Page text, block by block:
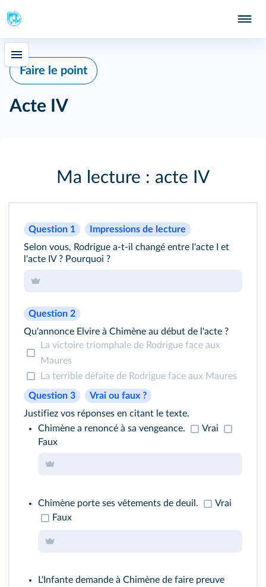
Faire le point
Acte IV
Ma lecture : acte IV
Question 1
Impressions de lecture
Selon vous, Rodrigue a‐t‐il changé entre l'acte I et
l'acte IV ? Pourquoi ?
Question 2
Qu'annonce Elvire à Chimène au début de l'acte ?
La victoire triomphale de Rodrigue face aux
Maures
La terrible défaite de Rodrigue face aux Maures
Question 3
Vrai ou faux ?
Justifiez vos réponses en citant le texte.
Chimène a renoncé à sa vengeance.
Vrai
Faux
Chimène porte ses vêtements de deuil.
Vrai
Faux
L'Infante demande à Chimène de faire preuve